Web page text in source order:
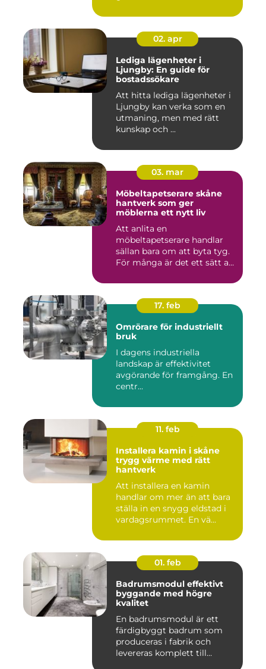
02. apr
Lediga lägenheter i
Ljungby: En guide för
bostadssökare
Att hitta lediga lägenheter i
Ljungby kan verka som en
utmaning, men med rätt
kunskap och ...
03. mar
Möbeltapetserare skåne
hantverk som ger
möblerna ett nytt liv
Att anlita en
möbeltapetserare handlar
sällan bara om att byta tyg.
För många är det ett sätt att
17. feb
Omrörare för industriellt
bruk
I dagens industriella
landskap är effektivitet
avgörande för framgång. En
centr...
11. feb
Installera kamin i skåne
trygg värme med rätt
hantverk
Att installera en kamin
handlar om mer än att bara
ställa in en snygg eldstad i
vardagsrummet. En vä...
01. feb
Badrumsmodul effektivt
byggande med högre
kvalitet
En badrumsmodul är ett
färdigbyggt badrum som
produceras i fabrik och
levereras komplett till